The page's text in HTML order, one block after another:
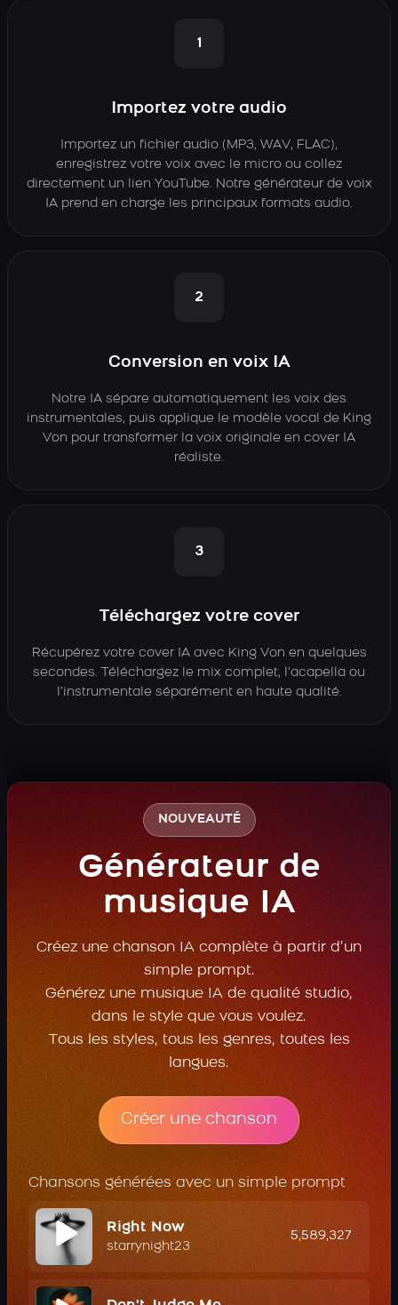
1
Importez votre audio
Importez un fichier audio (MP3, WAV, FLAC),
enregistrez votre voix avec le micro ou collez
directement un lien YouTube. Notre générateur de voix
IA prend en charge les principaux formats audio.
2
Conversion en voix IA
Notre IA sépare automatiquement les voix des
instrumentales, puis applique le modèle vocal de King
Von pour transformer la voix originale en cover IA
réaliste.
3
Téléchargez votre cover
Récupérez votre cover IA avec King Von en quelques
secondes. Téléchargez le mix complet, l’acapella ou
l’instrumentale séparément en haute qualité.
NOUVEAUTÉ
Générateur de
musique IA
Créez une chanson IA complète à partir d’un
simple prompt.
Générez une musique IA de qualité studio,
dans le style que vous voulez.
Tous les styles, tous les genres, toutes les
langues.
Créer une chanson
Chansons générées avec un simple prompt
Right Now
starrynight23
5,589,327